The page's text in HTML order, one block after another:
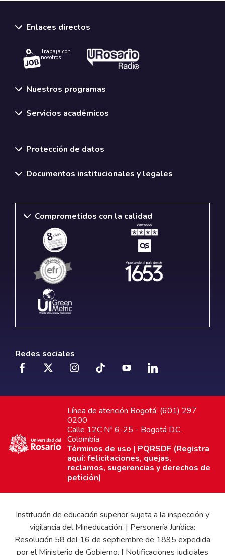
Enlaces directos
Trabaja con
nosotros.
Nuestros programas
Servicios académicos
Protección de datos
Documentos institucionales y legales
Comprometidos con la calidad
Redes sociales
Línea de atención Bogotá: (601) 297
0200
Calle 12C Nº 6-25 - Bogotá D.C.
Colombia
Términos de uso | PQRSDF (Registra
aquí: felicitaciones, quejas,
reclamos, sugerencias y derechos de
petición)
Institución de educación superior sujeta a la inspección y
vigilancia del Mineducación. | Personería Jurídica:
Resolución 58 del 16 de septiembre de 1895 expedida
por el Ministerio de Gobierno. | Notificaciones judiciales